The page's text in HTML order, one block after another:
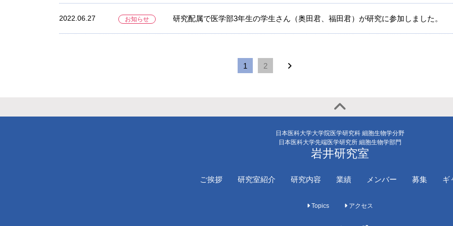
2022.06.27 お知らせ 研究配属で医学部3年生の学生さん（奥田君、福田君）が研究に参加しました。
1 2
日本医科大学大学院医学研究科 細胞生物学分野
日本医科大学先端医学研究所 細胞生物学部門
岩井研究室
ご挨拶 研究室紹介 研究内容 業績 メンバー 募集 ギ
Topics アクセス